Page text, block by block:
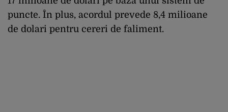
puncte. În plus, acordul prevede 8,4 milioane
de dolari pentru cereri de faliment.